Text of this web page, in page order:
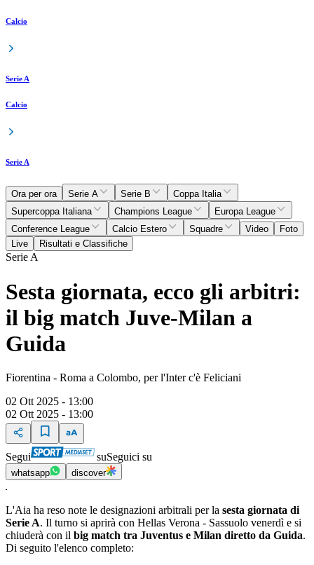
Calcio
Serie A
Calcio
Serie A
Ora per ora Serie A Serie B
Coppa Italia
Supercoppa Italiana
Champions League
Europa League
Conference League
Calcio Estero Squadre Video
Foto
Live
Risultati e Classifiche
Serie A
Sesta giornata, ecco gli arbitri:
il big match Juve-Milan a
Guida
Fiorentina - Roma a Colombo, per l'Inter c'è Feliciani
02 Ott 2025 - 13:00
02 Ott 2025 - 13:00
Segui suSeguici su
whatsapp discover
L'Aia ha reso note le designazioni arbitrali per la sesta giornata di
Serie A. Il turno si aprirà con Hellas Verona - Sassuolo venerdì e si
chiuderà con il big match tra Juventus e Milan diretto da Guida.
Di seguito l'elenco completo: